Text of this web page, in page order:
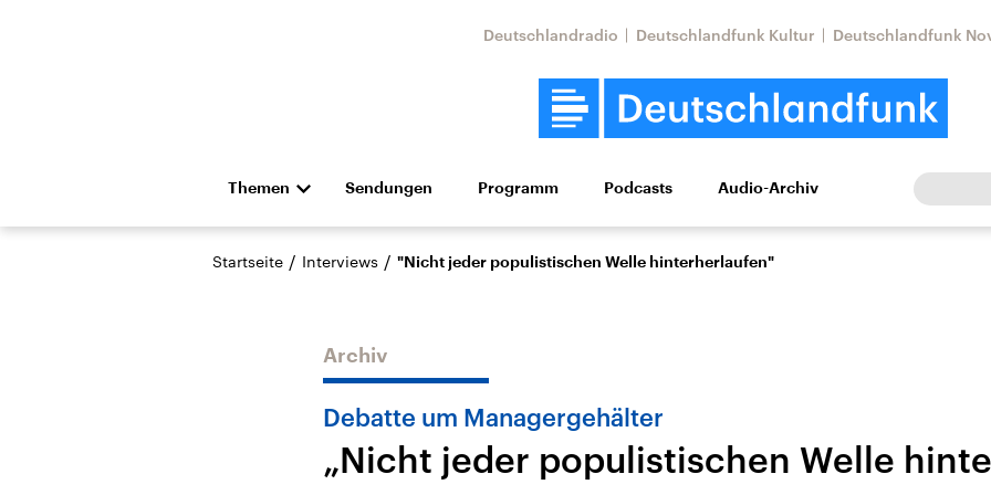
Deutschlandradio Deutschlandfunk Kultur Deutschlandfunk
Themen
Die Nachrichten Politik Wirtschaft Wissen Kultur Europa
Hörspiel und Feature Musik
Landtagswahl Sachsen-
Anhalt 2026
USA
Aktuelle Beiträge,
Nahostkonflikt
Iran
Sendungen Programm Podcasts Audio-Archiv
Startseite / Interviews / "Nicht jeder populistischen Welle hinterherlaufen"
Archiv
Debatte um Managergehälter
„Nicht jeder populistischen Welle